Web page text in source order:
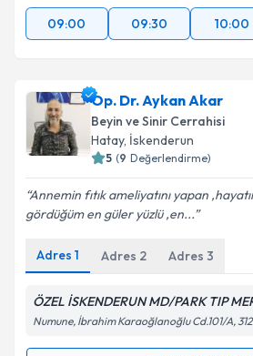
09:00
09:30 10:00
Op. Dr. Aykan Akar
Beyin ve Sinir Cerrahisi
Hatay, İskenderun
5 (9 Değerlendirme)
Annemin fıtık ameliyatını yapan
gördüğüm en güler yüzlü ,en...
Adres 1 Adres 2 Adres 3
ÖZEL İSKENDERUN MD/PARK TIP
Numune, İbrahim Karaoğlanoğlu Cd.101/A,